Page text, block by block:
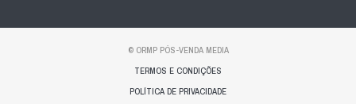
© ORMP PÓS-VENDA MEDIA
TERMOS E CONDIÇÕES
POLÍTICA DE PRIVACIDADE